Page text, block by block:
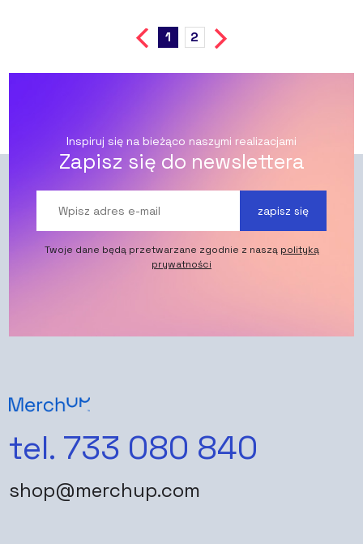
1 2
Inspiruj się na bieżąco naszymi realizacjami
Zapisz się do newslettera
zapisz się
Twoje dane będą przetwarzane zgodnie z naszą polityką
prywatności
tel. 733 080 840
shop@merchup.com